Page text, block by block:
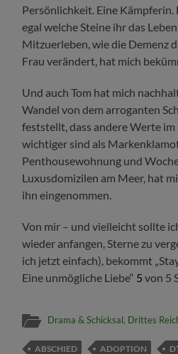
Persönlichkeit. Eine Kämpferin.
egal welche Steine ihr das
Mitzuerleben, wie die Demenz
Frau verändert, hat mich
Und auch Tom hat mich
Wandel von dem arroganten
feststellt, dass andere Werte
wichtiger sind als
Penthousewohnung und
Luxusdomizilen am Meer, hat
ihn eingenommen.
Von mir – und vielleicht sollte
wieder anfangen, Sterne zu
ich jetzt einfach), bekommt
Eine unmögliche Liebe“ 5 von 5
Drama & Schicksal, Drittes
ABSCHIED ADOPTION